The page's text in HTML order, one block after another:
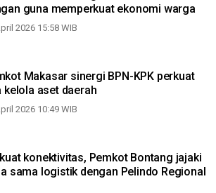
guna memperkuat ekonomi warga
2026 15:58 WIB
Makasar sinergi BPN-KPK perkuat
kelola aset daerah
2026 10:49 WIB
konektivitas, Pemkot Bontang jajaki
sama logistik dengan Pelindo Regional